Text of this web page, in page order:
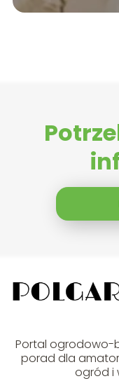
Portal ogrodowo-
porad dla
ogród i